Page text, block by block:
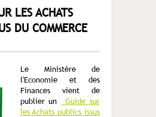
LES ACHATS
DU COMMERCE
Le Ministère de
l'Economie et des
Finances vient de
publier un
Guide sur
les Achats publics issus